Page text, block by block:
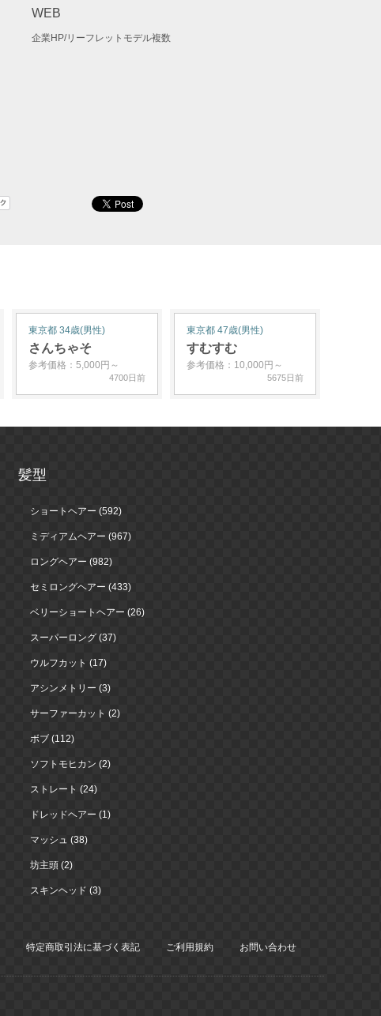
WEB
企業HP/リーフレットモデル複数
東京都 34歳(男性)
さんちゃそ
参考価格：5,000円～
4700日前
東京都 47歳(男性)
すむすむ
参考価格：10,000円～
5675日前
髪型
ショートヘアー (592)
ミディアムヘアー (967)
ロングヘアー (982)
セミロングヘアー (433)
ベリーショートヘアー (26)
スーパーロング (37)
ウルフカット (17)
アシンメトリー (3)
サーファーカット (2)
ボブ (112)
ソフトモヒカン (2)
ストレート (24)
ドレッドヘアー (1)
マッシュ (38)
坊主頭 (2)
スキンヘッド (3)
特定商取引法に基づく表記 ご利用規約 お問い合わせ